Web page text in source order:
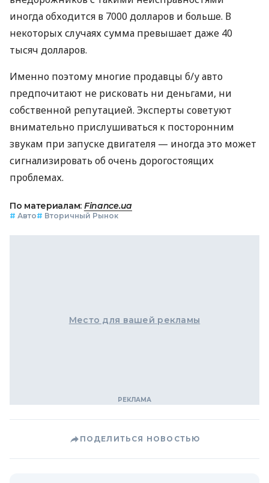
иногда обходится в 7000 долларов и больше. В
некоторых случаях сумма превышает даже 40
тысяч долларов.
Именно поэтому многие продавцы б/у авто
предпочитают не рисковать ни деньгами, ни
собственной репутацией. Эксперты советуют
внимательно прислушиваться к посторонним
звукам при запуске двигателя — иногда это может
сигнализировать об очень дорогостоящих
проблемах.
По материалам: Finance.ua
# Авто# Вторичный Рынок
Место для вашей рекламы
ПОДЕЛИТЬСЯ НОВОСТЬЮ